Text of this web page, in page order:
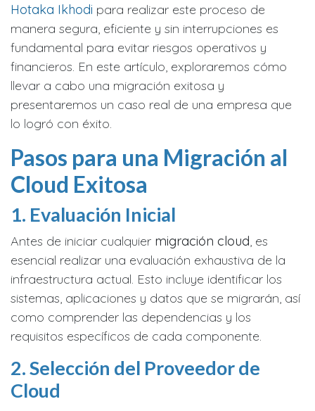
Hotaka Ikhodi para realizar este proceso de
manera segura, eficiente y sin interrupciones es
fundamental para evitar riesgos operativos y
financieros. En este artículo, exploraremos cómo
llevar a cabo una migración exitosa y
presentaremos un caso real de una empresa que
lo logró con éxito.
Pas​os para una Migración al
Cloud Exitosa
1. Evaluación Inicial
Antes de iniciar cualquier migración cloud, es
esencial realizar una evaluación exhaustiva de la
infraestructura actual. Esto incluye identificar los
sistemas, aplicaciones y datos que se migrarán, así
como comprender las dependencias y los
requisitos específicos de cada componente.
2. Selección del Proveedor de
Cloud